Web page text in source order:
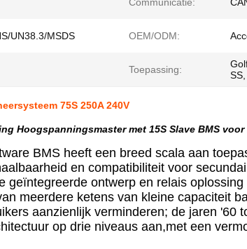
UN38.3/MSDS OEM/ODM:
Toepassing:
75S 250A 240V
Hoogspanningsmaster met 15S Slave BMS
BMS heeft een breed scala aan
en compatibiliteit voor
geïntegreerde ontwerp en relais
meerdere ketens van kleine capaciteit
aanzienlijk verminderen; de jaren '60
op drie niveaus aan,met een